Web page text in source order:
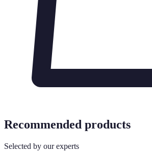
Recommended products
Selected by our experts